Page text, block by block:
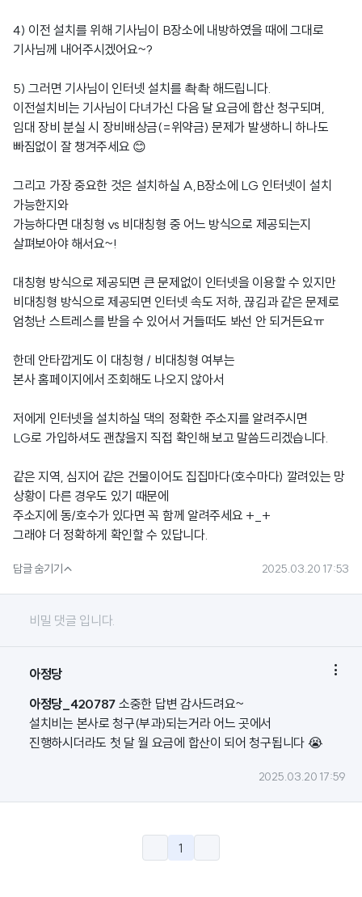
4) 이전 설치를 위해 기사님이 B장소에 내방하였을 때에 그대로
기사님께 내어주시겠어요~?
5) 그러면 기사님이 인터넷 설치를 촥촥 해드립니다.
이전설치비는 기사님이 다녀가신 다음 달 요금에 합산 청구되며,
임대 장비 분실 시 장비배상금(=위약금) 문제가 발생하니 하나도
빠짐없이 잘 챙겨주세요 😊
그리고 가장 중요한 것은 설치하실 A,B장소에 LG 인터넷이 설치
가능한지와
가능하다면 대칭형 vs 비대칭형 중 어느 방식으로 제공되는지
살펴보아야 해서요~!
대칭형 방식으로 제공되면 큰 문제없이 인터넷을 이용할 수 있지만
비대칭형 방식으로 제공되면 인터넷 속도 저하, 끊김과 같은 문제로
엄청난 스트레스를 받을 수 있어서 거들떠도 봐선 안 되거든요ㅠ
한데 안타깝게도 이 대칭형 / 비대칭형 여부는
본사 홈페이지에서 조회해도 나오지 않아서
저에게 인터넷을 설치하실 댁의 정확한 주소지를 알려주시면
LG로 가입하셔도 괜찮을지 직접 확인해 보고 말씀드리겠습니다.
같은 지역, 심지어 같은 건물이어도 집집마다(호수마다) 깔려있는 망
상황이 다른 경우도 있기 때문에
주소지에 동/호수가 있다면 꼭 함께 알려주세요 +_+
그래야 더 정확하게 확인할 수 있답니다.
답글 숨기기 2025.03.20 17:53
비밀 댓글 입니다.
아정당 
아정당_420787 소중한 답변 감사드려요~
설치비는 본사로 청구(부과)되는거라 어느 곳에서
진행하시더라도 첫 달 월 요금에 합산이 되어 청구됩니다 😭
2025.03.20 17:59
1